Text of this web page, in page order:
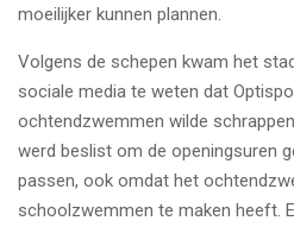
moeilijker kunnen plannen.
Volgens de schepen kwam het
sociale media te weten dat
ochtendzwemmen wilde
werd beslist om de openingsuren
passen, ook omdat het
schoolzwemmen te maken heeft.